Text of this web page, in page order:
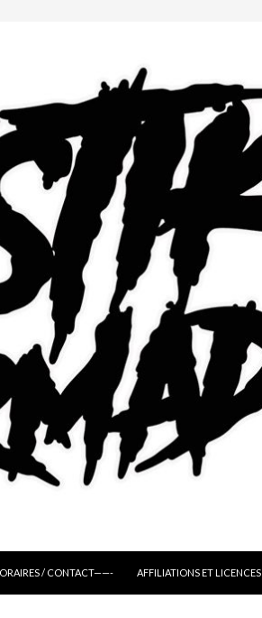
/ CONTACT——-
AFFILIATIONS ET LICENCES